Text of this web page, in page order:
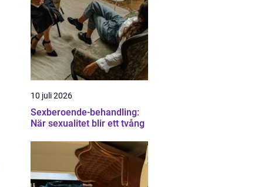
10 juli 2026
Sexberoende-behandling:
När sexualitet blir ett tvång